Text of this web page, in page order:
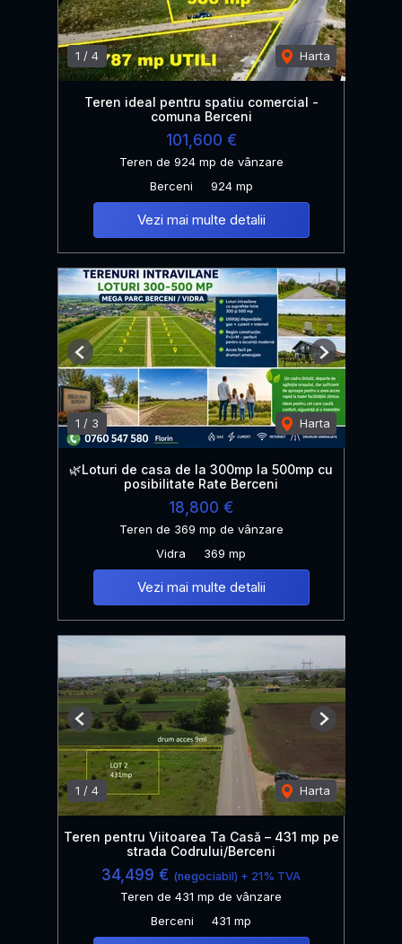
1 / 4 Harta
Teren ideal pentru spatiu comercial -
comuna Berceni
101,600 €
Teren de 924 mp de vânzare
Berceni
924 mp
Vezi mai multe detalii
1 / 3 Harta
Previous Next
🌿Loturi de casa de la 300mp la 500mp cu
posibilitate Rate Berceni
18,800 €
Teren de 369 mp de vânzare
Vidra
369 mp
Vezi mai multe detalii
1 / 4 Harta
Previous Next
Teren pentru Viitoarea Ta Casă – 431 mp pe
strada Codrului/Berceni
34,499 € (negociabil) + 21% TVA
Teren de 431 mp de vânzare
Berceni
431 mp